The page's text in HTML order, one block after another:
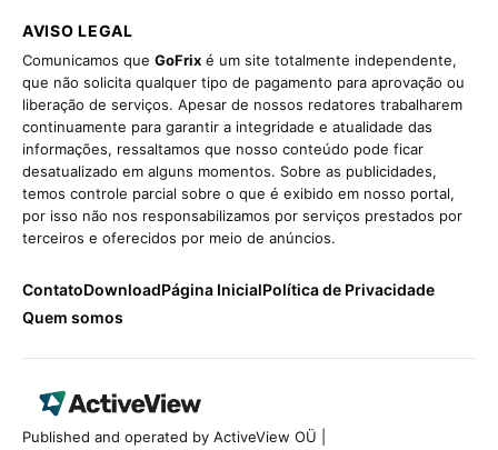
AVISO LEGAL
Comunicamos que GoFrix é um site totalmente independente,
que não solicita qualquer tipo de pagamento para aprovação ou
liberação de serviços. Apesar de nossos redatores trabalharem
continuamente para garantir a integridade e atualidade das
informações, ressaltamos que nosso conteúdo pode ficar
desatualizado em alguns momentos. Sobre as publicidades,
temos controle parcial sobre o que é exibido em nosso portal,
por isso não nos responsabilizamos por serviços prestados por
terceiros e oferecidos por meio de anúncios.
ContatoDownloadPágina InicialPolítica de Privacidade
Quem somos
Published and operated by ActiveView OÜ |